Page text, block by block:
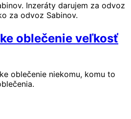
Inzeráty darujem za odvoz
za odvoz Sabinov.
oblečenie veľkosť
oblečenie niekomu, komu to